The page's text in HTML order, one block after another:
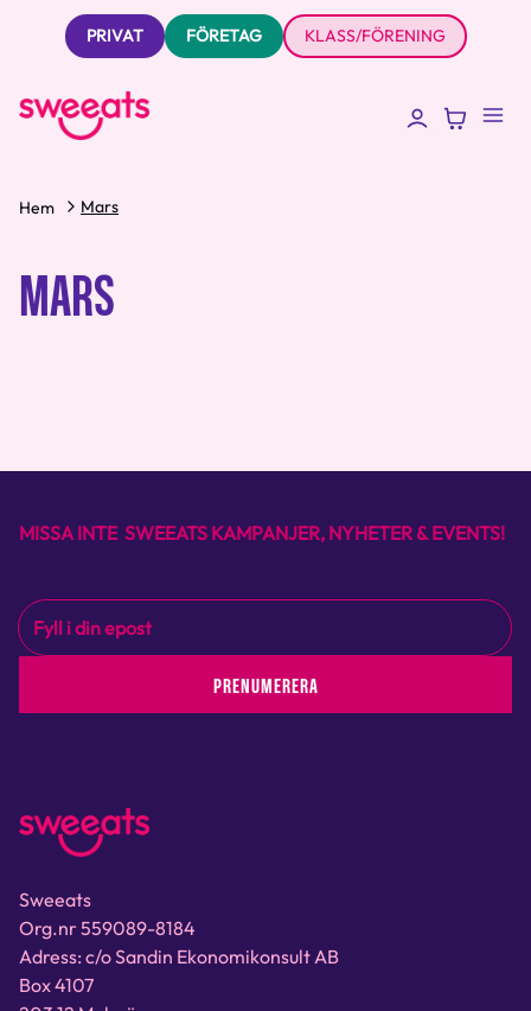
PRIVAT FÖRETAG KLASS/FÖRENING
Hem Mars
MARS
MISSA INTE SWEEATS KAMPANJER, NYHETER & EVENTS!
PRENUMERERA
Sweeats
Org.nr 559089-8184
Adress: c/o Sandin Ekonomikonsult AB
Box 4107